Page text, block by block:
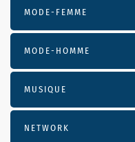
MODE-FEMME
MODE-HOMME
MUSIQUE
NETWORK